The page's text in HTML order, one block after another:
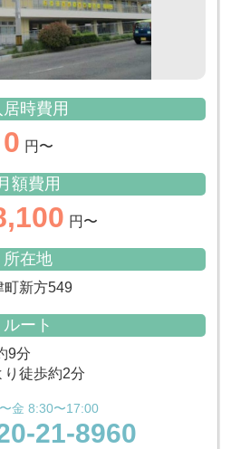
居時費用
0 円〜
月額費用
円〜
所在地
町新方549
ルート
9分
り徒歩約2分
金 8:30〜17:00
21-8960